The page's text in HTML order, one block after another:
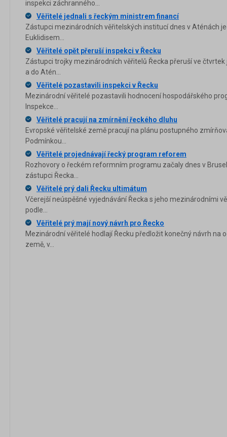
inspekci záchranného...
Věřitelé jednali s řeckým ministrem financí
Zástupci mezinárodních věřitelských institucí dnes v Aténách
Euklidisem...
Věřitelé opět přeruší inspekci v Řecku
Zástupci trojky mezinárodních věřitelů Řecka přeruší ve čtvrtek
a do Atén...
Věřitelé pozastavili inspekci v Řecku
Mezinárodní věřitelé pozastavili hodnocení hospodářského
Inspekce...
Věřitelé pracují na zmírnění řeckého dluhu
Evropské věřitelské země pracují na plánu postupného
Podmínkou...
Věřitelé projednávají řecký program reforem
Rozhovory o řeckém reformním programu začaly dnes v
zástupci Řecka...
Věřitelé prý dali Řecku ultimátum
Včerejší neúspěšné vyjednávání Řecka s jeho mezinárodními
podle...
Věřitelé prý mají nový návrh pro Řecko
Mezinárodní věřitelé hodlají Řecku předložit konečný návrh na
země, v...